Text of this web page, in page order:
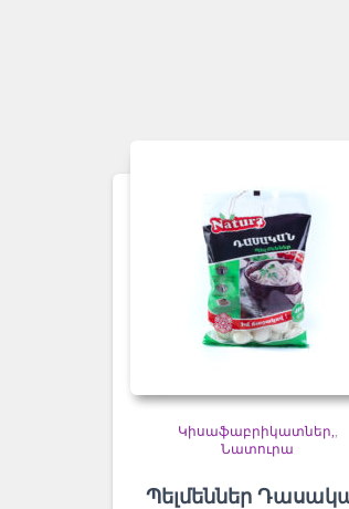
Կիսաֆաբրիկատներ ,
Նատուրա
Պելմեններ